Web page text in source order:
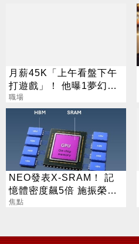
月薪45K「上午看盤下午
打遊戲」！ 他曝1夢幻職
業 網嘆：比保全爽
職場
NEO發表X-SRAM！ 記
憶體密度飆5倍 施振榮：
半導體迎新革命
焦點